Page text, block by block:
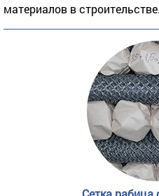
материалов в строительстве.